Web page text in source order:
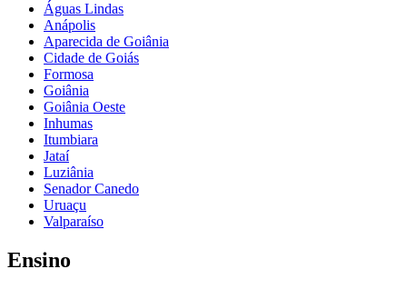
Águas Lindas
Anápolis
Aparecida de Goiânia
Cidade de Goiás
Formosa
Goiânia
Goiânia Oeste
Inhumas
Itumbiara
Jataí
Luziânia
Senador Canedo
Uruaçu
Valparaíso
Ensino